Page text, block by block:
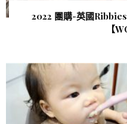
2022 團購-英國
【